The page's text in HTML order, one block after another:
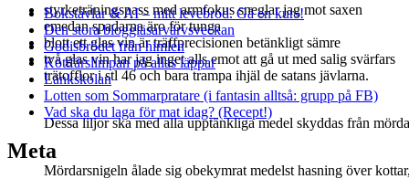
Bokstävlar & AI – mitt levebröd. Gå en kurs!
Den stora bloggläsarvärvsveckan
Godisbrödet från himlen
Köttfärslimpan på allas läppar
Länkskolan
Lotten som Sommarpratare (i fantasin alltså: grupp på FB)
Vad ska du laga för mat idag? (Recept!)
Meta
styrketräningspass med armfokus sneglar jag mot saxen
emedan spadarna äro för tunga
blott ett glas vin är träffprecisionen betänkligt sämre
två glas vin har jag inget alls emot att gå ut med salig svärfars
trätofflor i stl 46 och bara trampa ihjäl de satans jävlarna.
Dessa liljor ska med alla upptänkliga medel skyddas från
Mördarsnigeln ålade sig obekymrat medelst hasning över